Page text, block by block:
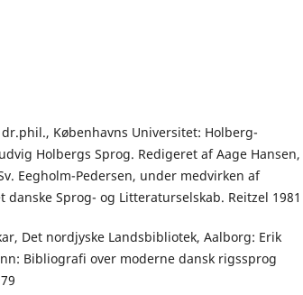
Københavns Universitet: Holberg-
Holbergs Sprog. Redigeret af Aage Hansen,
Eegholm-Pedersen, under medvirken af
danske Sprog- og Litteraturselskab. Reitzel 1981
Det nordjyske Landsbibliotek, Aalborg: Erik
Bibliografi over moderne dansk rigssprog